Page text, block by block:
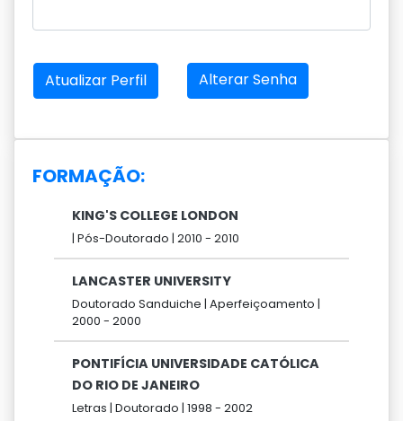
Atualizar Perfil Alterar Senha
FORMAÇÃO:
KING'S COLLEGE LONDON
| Pós-Doutorado | 2010 - 2010
LANCASTER UNIVERSITY
Doutorado Sanduiche | Aperfeiçoamento |
2000 - 2000
PONTIFÍCIA UNIVERSIDADE CATÓLICA
DO RIO DE JANEIRO
Letras | Doutorado | 1998 - 2002